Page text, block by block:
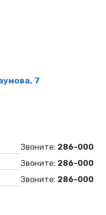
7
Звоните: 286-000
Звоните: 286-000
Звоните: 286-000